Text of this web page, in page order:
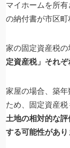
マイホームを所
の納付書が市区町
家の固定資産税の
定資産税」それぞ
家屋の場合、築
ため、固定資産税
土地の相対的な
する可能性があり